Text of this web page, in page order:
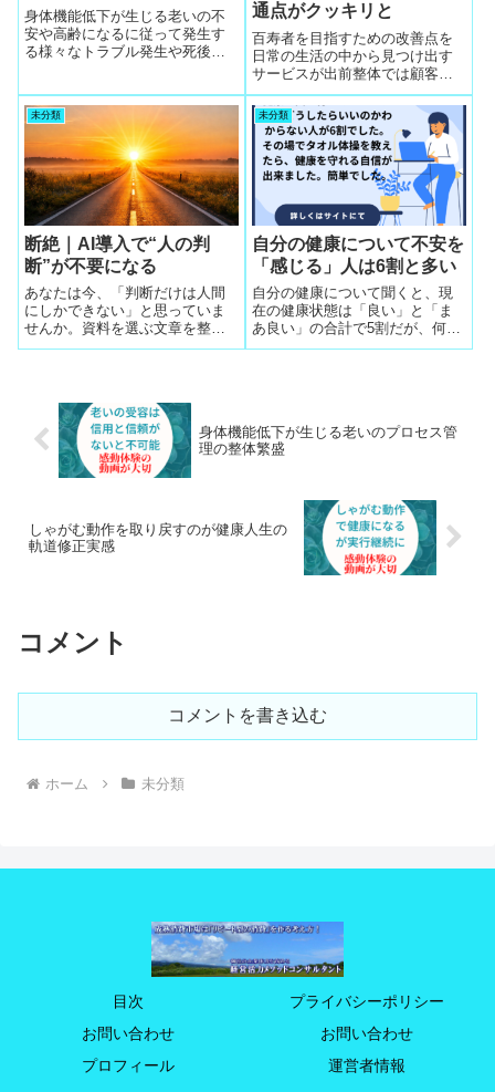
身体機能低下が生じる老いの不
安や高齢になるに従って発生す
る様々なトラブル発生や死後の
するとすぐに繁盛する
通点がクッキリと
百寿者を目指すための改善点を
日常の生活の中から見つけ出す
サービスが出前整体では顧客の
最大のサービスで喜ばれてクチ
コミが拡がるがしていることは
簡単で若い整体アシストの動画
編集の訓練で健康長寿実践中の
顧客の日常を動画編集すると共
通点がクッキリと
未分類
断絶｜AI導入で“人の判
断”が不要になる
あなたは今、「判断だけは人間
にしかできない」と思っていま
せんか。資料を選ぶ文章を整え
るメールの内容を判断するどの
し──その信念は、AI時代には通
用しませ...
未分類
自分の健康について不安を
「感じる」人は6割と多い
自分の健康について聞くと、現
在の健康状態は「良い」と「ま
あ良い」の合計で5割だが、何か
変だという未病の自覚があると
身体機能低下が生じる老いのプロセス管
理の整体繁盛
しゃがむ動作を取り戻すのが健康人生の
軌道修正実感
コメント
コメントを書き込む
ホーム 未分類
目次
プライバシーポリシー
お問い合わせ
お問い合わせ
プロフィール
運営者情報